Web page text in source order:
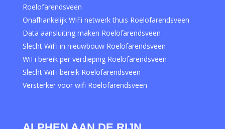
Roelofarendsveen
Onafhankelijk WiFi netwerk thuis Roelofarendsveen
Data aansluiting maken Roelofarendsveen
Slecht WiFi in nieuwbouw Roelofarendsveen
WiFi bereik per verdieping Roelofarendsveen
Slecht WiFi bereik Roelofarendsveen
Versterker voor wifi Roelofarendsveen